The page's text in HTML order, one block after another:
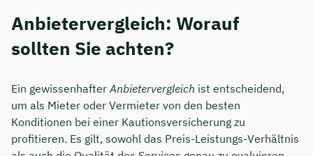
Anbietervergleich: Worauf
sollten Sie achten?
Ein gewissenhafter Anbietervergleich ist entscheidend,
um als Mieter oder Vermieter von den besten
Konditionen bei einer Kautionsversicherung zu
profitieren. Es gilt, sowohl das Preis-Leistungs-Verhältnis